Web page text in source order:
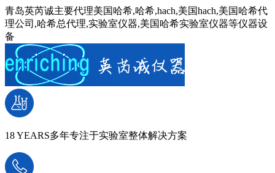
青岛英芮诚主要代理美国哈希,哈希,hach,美国hach,美国哈希代
理公司,哈希总代理,实验室仪器,美国哈希实验室仪器等仪器设
备
18 YEARS多年专注于实验室整体解决方案